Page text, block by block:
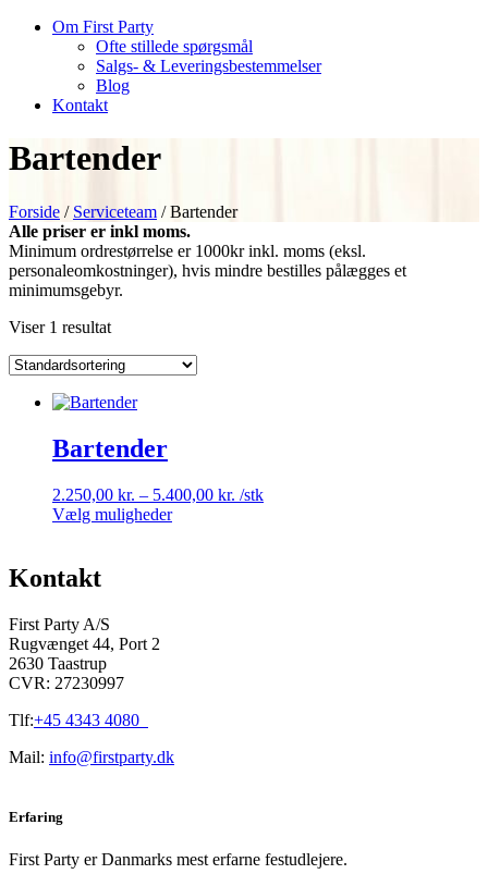
Om First Party
Ofte stillede spørgsmål
Salgs- & Leveringsbestemmelser
Blog
Kontakt
Bartender
Forside / Serviceteam / Bartender
Alle priser er inkl moms.
Minimum ordrestørrelse er 1000kr inkl. moms (eksl.
personaleomkostninger), hvis mindre bestilles pålægges et
minimumsgebyr.
Viser 1 resultat
Bartender
2.250,00 kr. – 5.400,00 kr. Prisinterval:
/stk
Vælg mulighederDette
Kontakt
First Party A/S
Rugvænget 44, Port 2
2630 Taastrup
CVR: 27230997
Tlf:+45 4343 4080
Mail: info@firstparty.dk
Erfaring
First Party er Danmarks mest erfarne festudlejere.